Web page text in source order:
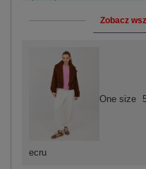
Zobacz
ecru
One size